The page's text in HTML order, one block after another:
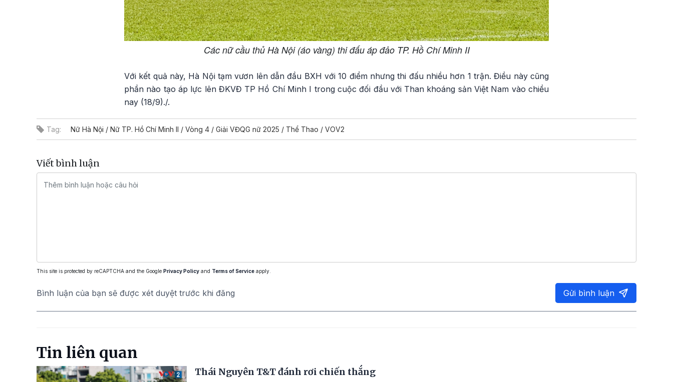
Các nữ cầu thủ Hà Nội (áo vàng) thi đấu áp đảo TP. Hồ Chí Minh II
Với kết quả này, Hà Nội tạm vươn lên dẫn đầu BXH với 10 điểm nhưng thi đấu nhiều hơn 1 trận. Điều này cũng
phần nào tạo áp lực lên ĐKVĐ TP Hồ Chí Minh I trong cuộc đối đầu với Than khoáng sản Việt Nam vào chiều
nay (18/9)./.
Tag: Nữ Hà Nội / Nữ TP. Hồ Chí Minh II / Vòng 4 / Giải VĐQG nữ 2025 / Thể Thao / VOV2
Viết bình luận
This site is protected by reCAPTCHA and the Google Privacy Policy and Terms of Service apply.
Bình luận của bạn sẽ được xét duyệt trước khi đăng Gửi bình luận
Tin liên quan
Thái Nguyên T&T đánh rơi chiến thắng